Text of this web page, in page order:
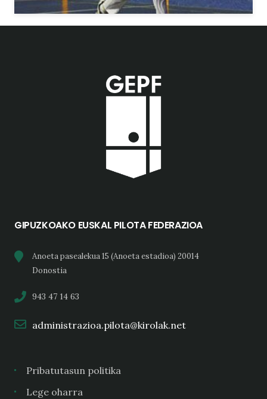
GIPUZKOAKO EUSKAL PILOTA FEDERAZIOA
Anoeta pasealekua 15 (Anoeta estadioa) 20014
Donostia
943 47 14 63
administrazioa.pilota@kirolak.net
Pribatutasun politika
Lege oharra